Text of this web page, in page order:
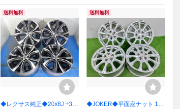
送料無料
◆レクサス純正◆20x8J +30
送料無料
◆JOKER◆平面座ナット 15